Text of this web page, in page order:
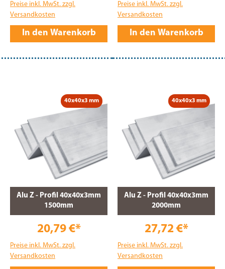
Preise inkl. MwSt. zzgl.
Versandkosten
In den Warenkorb
Preise inkl. MwSt. zzgl.
Versandkosten
In den Warenkorb
40x40x3 mm
Alu Z - Profil 40x40x3mm
1500mm
20,79 €*
Preise inkl. MwSt. zzgl.
Versandkosten
40x40x3 mm
Alu Z - Profil 40x40x3mm
2000mm
27,72 €*
Preise inkl. MwSt. zzgl.
Versandkosten